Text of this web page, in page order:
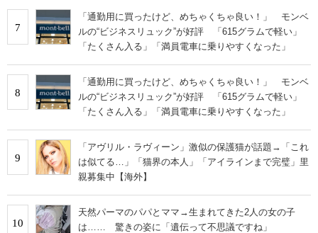
7
「通勤用に買ったけど、めちゃくちゃ良い！」 モンベ
ルの“ビジネスリュック”が好評 「615グラムで軽い」
「たくさん入る」「満員電車に乗りやすくなった」
8
「通勤用に買ったけど、めちゃくちゃ良い！」 モンベ
ルの“ビジネスリュック”が好評 「615グラムで軽い」
「たくさん入る」「満員電車に乗りやすくなった」
9
「アヴリル・ラヴィーン」激似の保護猫が話題→「これ
は似てる…」「猫界の本人」「アイラインまで完璧」里
親募集中【海外】
10
天然パーマのパパとママ→生まれてきた2人の女の子
は…… 驚きの姿に「遺伝って不思議ですね」